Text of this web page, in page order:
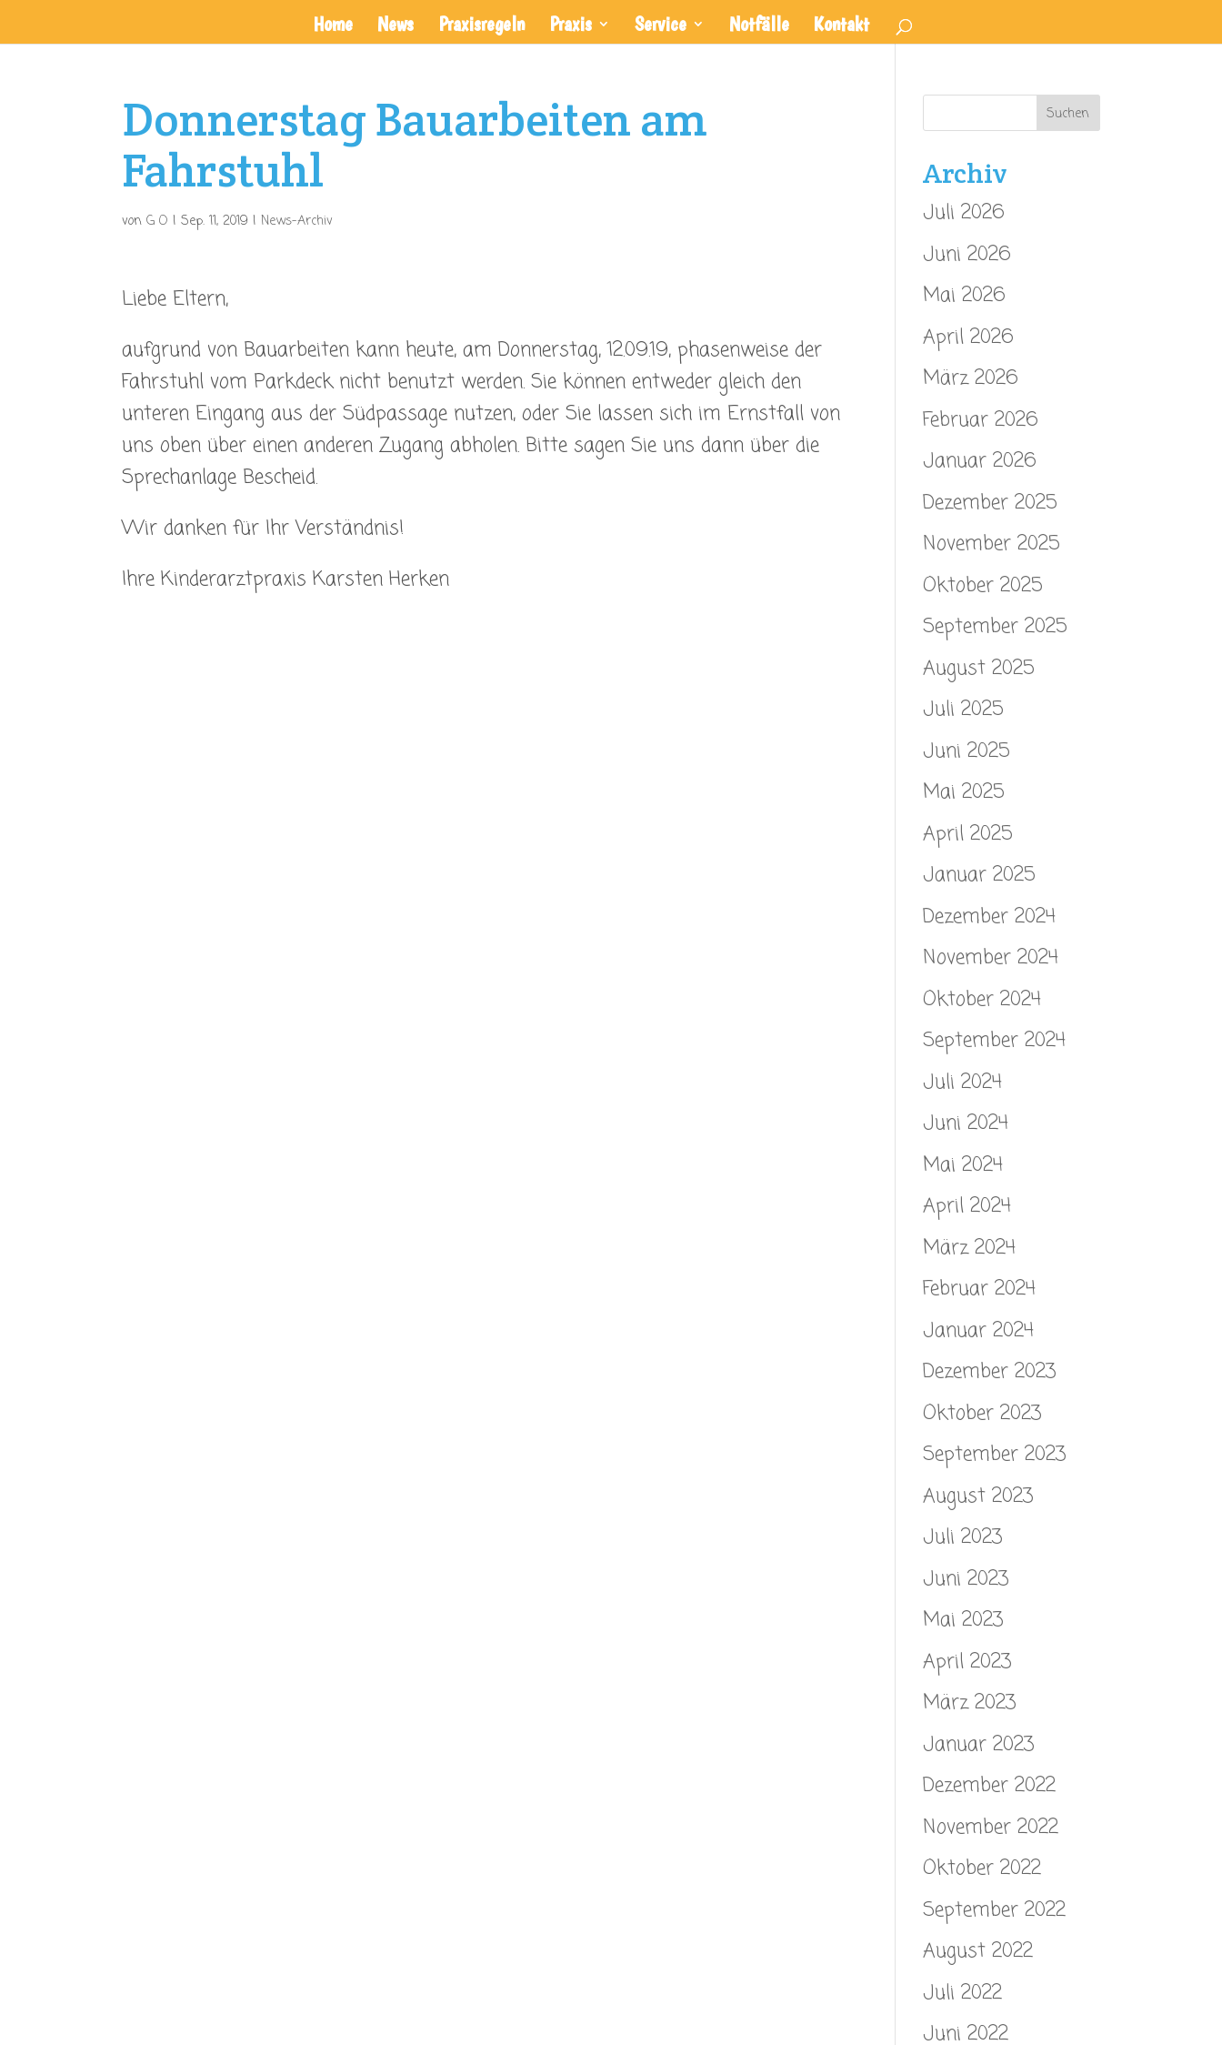
Home News Praxisregeln Praxis Service Notfälle Kontakt
Donnerstag Bauarbeiten am
Fahrstuhl
vonG O |Sep. 11, 2019 |News-Archiv
Liebe Eltern,
aufgrund von Bauarbeiten kann heute, am Donnerstag, 12.09.19, phasenweise der
Fahrstuhl vom Parkdeck nicht benutzt werden. Sie können entweder gleich den
unteren Eingang aus der Südpassage nutzen, oder Sie lassen sich im Ernstfall von
uns oben über einen anderen Zugang abholen. Bitte sagen Sie uns dann über die
Sprechanlage Bescheid.
Wir danken für Ihr Verständnis!
Ihre Kinderarztpraxis Karsten Herken
Archiv
Juli 2026
Juni 2026
Mai 2026
April 2026
März 2026
Februar 2026
Januar 2026
Dezember 2025
November 2025
Oktober 2025
September 2025
August 2025
Juli 2025
Juni 2025
Mai 2025
April 2025
Januar 2025
Dezember 2024
November 2024
Oktober 2024
September 2024
Juli 2024
Juni 2024
Mai 2024
April 2024
März 2024
Februar 2024
Januar 2024
Dezember 2023
Oktober 2023
September 2023
August 2023
Juli 2023
Juni 2023
Mai 2023
April 2023
März 2023
Januar 2023
Dezember 2022
November 2022
Oktober 2022
September 2022
August 2022
Juli 2022
Juni 2022